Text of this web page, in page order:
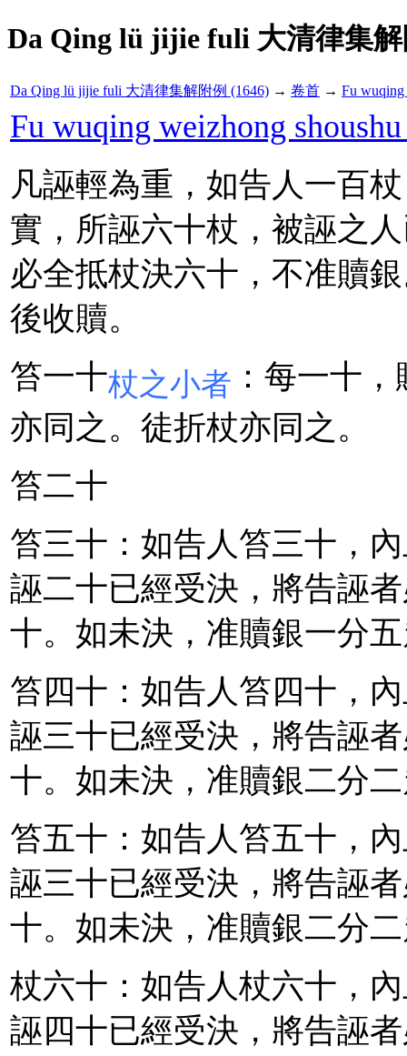
Da Qing lü jijie fuli 大清律集解
Da Qing lü jijie fuli 大清律集解附例 (1646) → 卷首 → Fu
Fu wuqing weizhong
凡誣輕為重，如告人一百
實，所誣六十杖，被誣之
必全抵杖決六十，不准贖
後收贖。
笞一十杖之小者 ：每一十
亦同之。徒折杖亦同之。
笞二十
笞三十：如告人笞三十，
誣二十已經受決，將告誣
十。如未決，准贖銀一分
笞四十：如告人笞四十，
誣三十已經受決，將告誣
十。如未決，准贖銀二分
笞五十：如告人笞五十，
誣三十已經受決，將告誣
十。如未決，准贖銀二分
杖六十：如告人杖六十，
誣四十已經受決，將告誣